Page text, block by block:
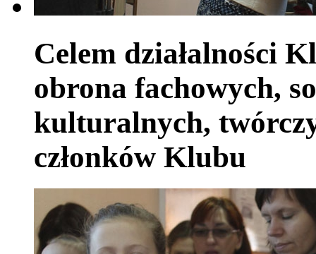
Celem działalności
obrona fachowych,
kulturalnych,
członków Klubu